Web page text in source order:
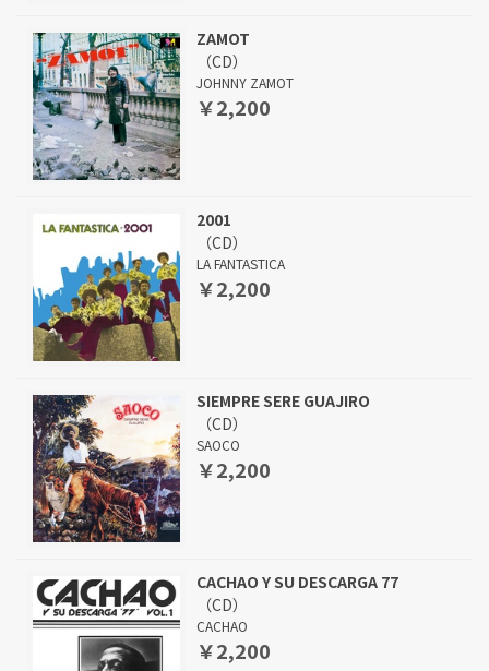
ZAMOT
（CD）
JOHNNY ZAMOT
￥2,200
2001
（CD）
LA FANTASTICA
￥2,200
SIEMPRE SERE GUAJIRO
（CD）
SAOCO
￥2,200
CACHAO Y SU DESCARGA 77
（CD）
CACHAO
￥2,200